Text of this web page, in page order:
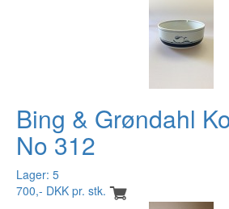
Bing & Grøndahl
No 312
Lager: 5
700,- DKK pr. stk.